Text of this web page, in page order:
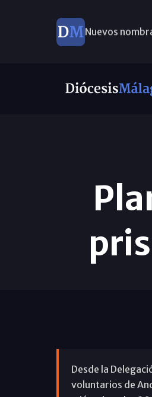
Nuevos
Desde la
voluntarios de